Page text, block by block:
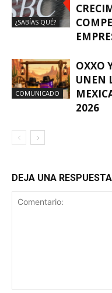
¿SABÍAS QUÉ?
COMUNICADO
OXXO
UNEN
2026
DEJA UNA RESPUESTA